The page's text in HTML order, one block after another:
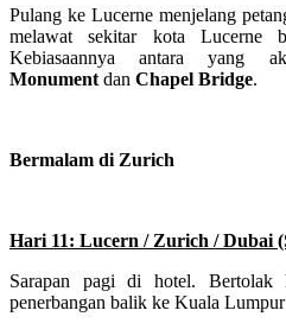
Pulang ke Lucerne menjelang
melawat sekitar kota Lucerne
Kebiasaannya antara yang
Monument dan Chapel Bridge.
Bermalam di Zurich
Hari 11: Lucern / Zurich / Dubai
Sarapan pagi di hotel. Bertolak
penerbangan balik ke Kuala Lumpur